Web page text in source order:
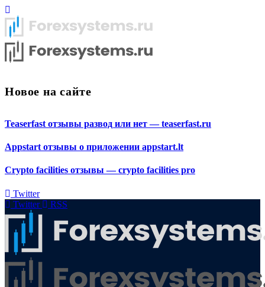
Новое на сайте
Teaserfast отзывы развод или нет — teaserfast.ru
Appstart отзывы о приложении appstart.lt
Crypto facilities отзывы — crypto facilities pro
Twitter
Twitter
RSS